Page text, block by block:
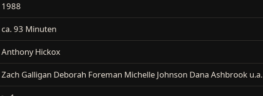
1988
ca. 93 Minuten
Anthony Hickox
Zach Galligan Deborah Foreman Michelle Johnson Dana Ashbrook u.a.